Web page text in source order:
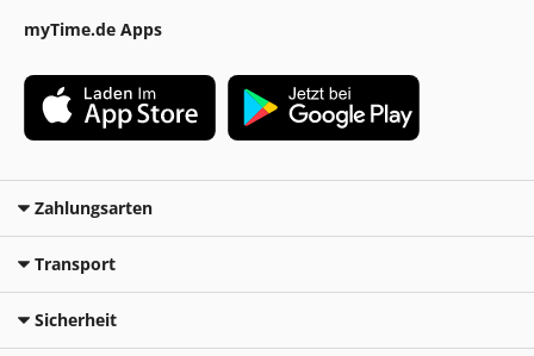
myTime.de Apps
Zahlungsarten
Transport
Sicherheit